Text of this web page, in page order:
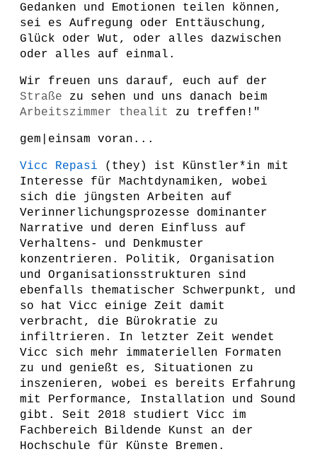
Gedanken und Emotionen teilen können,
sei es Aufregung oder Enttäuschung,
Glück oder Wut, oder alles dazwischen
oder alles auf einmal.
Wir freuen uns darauf, euch auf der
Straße zu sehen und uns danach beim
Arbeitszimmer thealit
zu treffen!"
gem|einsam voran...
Vicc Repasi
(they) ist Künstler*in mit
Interesse für Machtdynamiken, wobei
sich die jüngsten Arbeiten auf
Verinnerlichungsprozesse dominanter
Narrative und deren Einfluss auf
Verhaltens- und Denkmuster
konzentrieren. Politik, Organisation
und Organisationsstrukturen sind
ebenfalls thematischer Schwerpunkt, und
so hat Vicc einige Zeit damit
verbracht, die Bürokratie zu
infiltrieren. In letzter Zeit wendet
Vicc sich mehr immateriellen Formaten
zu und genießt es, Situationen zu
inszenieren, wobei es bereits Erfahrung
mit Performance, Installation und Sound
gibt. Seit 2018 studiert Vicc im
Fachbereich Bildende Kunst an der
Hochschule für Künste Bremen.